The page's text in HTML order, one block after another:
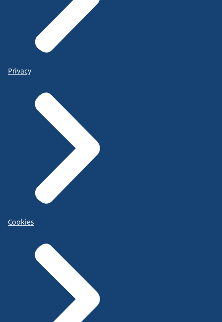
Privacy
Cookies